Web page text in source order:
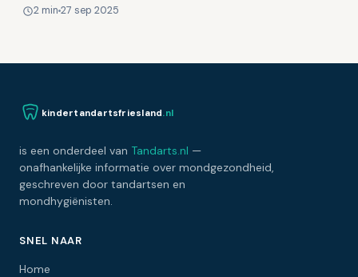
2 min 27 sep 2025
kindertandartsfriesland.nl
is een onderdeel van Tandarts.nl —
onafhankelijke informatie over mondgezondheid,
geschreven door tandartsen en
mondhygiënisten.
SNEL NAAR
Home